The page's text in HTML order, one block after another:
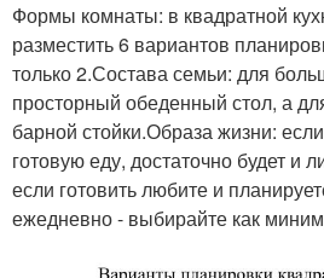
Формы комнаты: в квадратной
разместить 6 вариантов
только 2.Состава семьи: для
просторный обеденный стол, а
барной стойки.Образа жизни:
готовую еду, достаточно будет и
если готовить любите и
ежедневно - выбирайте как